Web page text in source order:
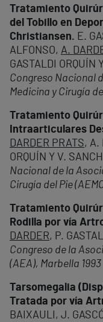
Tratamiento
del Tobillo en
Christiansen. E.
ALFONSO, A.
GASTALDI ORQUÍN
Congreso Nacional
Medicina y Cirugía
Tratamiento
Intraarticulares
DARDER PRATS, A.
ORQUÍN Y V.
Nacional de la
Cirugía del Pie
Tratamiento
Rodilla por vía
DARDER, P.
Congreso de la
(AEA), Marbella 1993
Tarsomegalia
Tratada por vía
BAIXAULI, J.